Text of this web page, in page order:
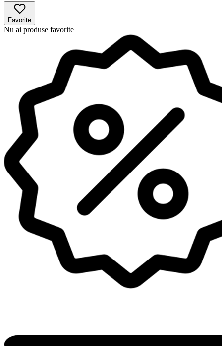
Favorite
Nu ai produse favorite